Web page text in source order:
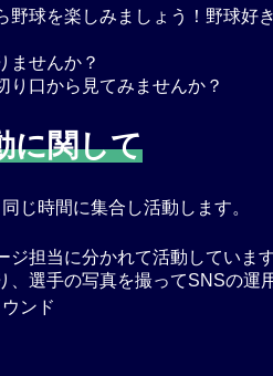
野球を楽しみましょう！野球好
ませんか？
り口から見てみませんか？
に関して
じ時間に集合し活動します。
担当に分かれて活動しています
選手の写真を撮ってSNSの運
ンド